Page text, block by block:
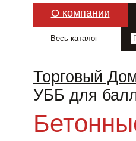
О компании
Весь каталог
Торговый
УББ для